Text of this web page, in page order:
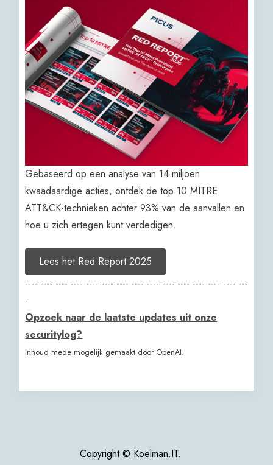
Gebaseerd op een analyse van 14 miljoen
kwaadaardige acties, ontdek de top 10 MITRE
ATT&CK-technieken achter 93% van de aanvallen en
hoe u zich ertegen kunt verdedigen.
Lees het Red Report 2025
---- ---- ---- ---- ---- ---- ---- ---- ---- ---- ---- ---- ---- ---- ---
-
Opzoek naar de laatste updates uit onze
securitylog?
Inhoud mede mogelijk gemaakt door OpenAI.
Copyright © Koelman.IT.